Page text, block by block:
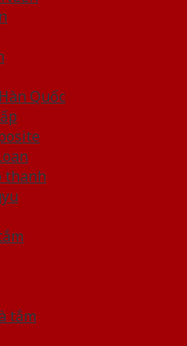
Quốc
thanh
tắm